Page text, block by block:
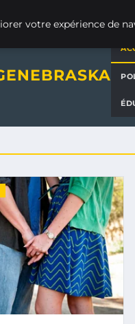
votre expérience de